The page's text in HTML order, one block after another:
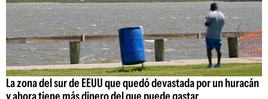
La zona del sur de EEUU que quedó devastada por un huracán